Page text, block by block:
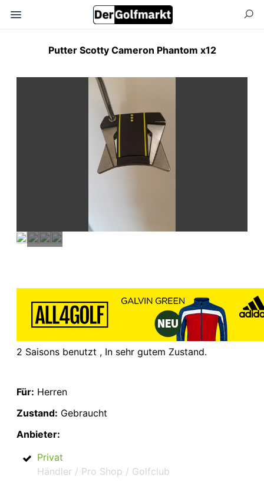
Putter Scotty Cameron Phantom x12
2 Saisons benutzt , In sehr gutem Zustand.
Für: Herren
Zustand: Gebraucht
Anbieter:
Privat
Händler / Pro Shop / Golfclub